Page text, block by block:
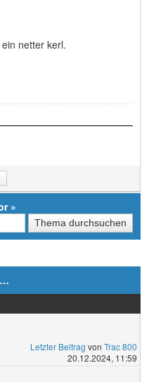
netter kerl.
»
Letzter Beitrag von Trac 800
20.12.2024, 11:59